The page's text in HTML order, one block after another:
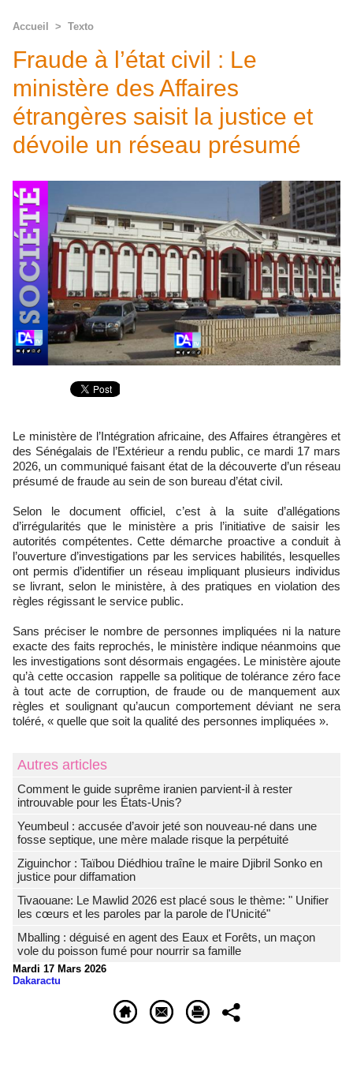
Accueil > Texto
Fraude à l’état civil : Le
ministère des Affaires
étrangères saisit la justice et
dévoile un réseau présumé
Le ministère de l’Intégration africaine, des Affaires étrangères et
des Sénégalais de l’Extérieur a rendu public, ce mardi 17 mars
2026, un communiqué faisant état de la découverte d’un réseau
présumé de fraude au sein de son bureau d’état civil.
Selon le document officiel, c’est à la suite d’allégations
d’irrégularités que le ministère a pris l’initiative de saisir les
autorités compétentes. Cette démarche proactive a conduit à
l’ouverture d’investigations par les services habilités, lesquelles
ont permis d’identifier un réseau impliquant plusieurs individus
se livrant, selon le ministère, à des pratiques en violation des
règles régissant le service public.
Sans préciser le nombre de personnes impliquées ni la nature
exacte des faits reprochés, le ministère indique néanmoins que
les investigations sont désormais engagées. Le ministère ajoute
qu’à cette occasion rappelle sa politique de tolérance zéro face
à tout acte de corruption, de fraude ou de manquement aux
règles et soulignant qu’aucun comportement déviant ne sera
toléré, « quelle que soit la qualité des personnes impliquées ».
Autres articles
Comment le guide suprême iranien parvient-il à rester
introuvable pour les États-Unis?
Yeumbeul : accusée d’avoir jeté son nouveau-né dans une
fosse septique, une mère malade risque la perpétuité
Ziguinchor : Taïbou Diédhiou traîne le maire Djibril Sonko en
justice pour diffamation
Tivaouane: Le Mawlid 2026 est placé sous le thème: " Unifier
les cœurs et les paroles par la parole de l'Unicité"
Mballing : déguisé en agent des Eaux et Forêts, un maçon
vole du poisson fumé pour nourrir sa famille
Mardi 17 Mars 2026
Dakaractu